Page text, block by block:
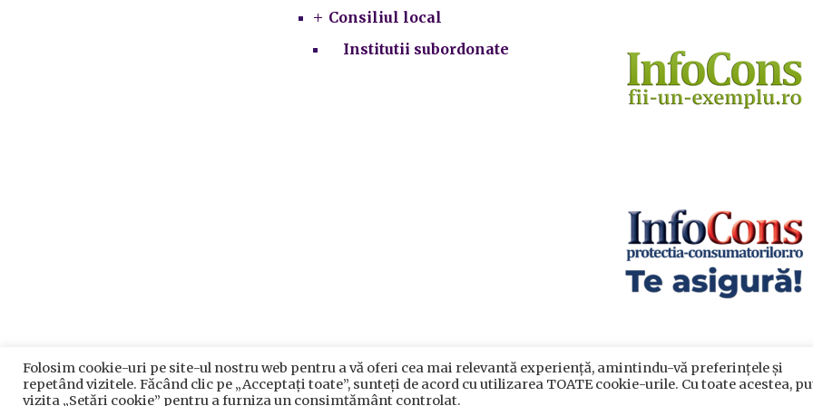
Consiliul local
Institutii subordonate
Prelucrarea datelor cu caracter personal |Politica de utilizare
Primăria Sectorului 5 București
2021. Toate drepturile rezervate.
Folosim cookie-uri pe site-ul nostru web pentru a vă oferi cea mai relevantă experiență, amintindu-vă preferințele și
repetând vizitele. Făcând clic pe „Acceptați toate”, sunteți de acord cu utilizarea TOATE cookie-urile. Cu toate acestea,
vizita „Setări cookie” pentru a furniza un consimțământ controlat.